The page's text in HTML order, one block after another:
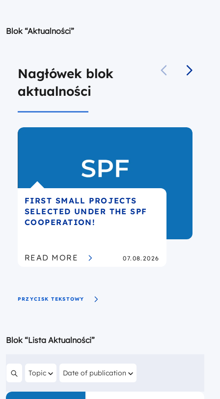
Blok “Aktualności”
Nagłówek blok
aktualności
FIRST SMALL PROJECTS
SELECTED UNDER THE SPF
COOPERATION!
READ MORE PUBLISHED
07.08.2026
PRZYCISK TEKSTOWY
Blok “Lista Aktualności”
Filter by
Topic Filter by
Date of publication